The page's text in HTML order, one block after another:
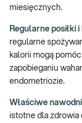
miesięcznych.
Regularne
regularne
kalorii mogą
zapobieganiu
endometriozie.
Właściwe
istotne dla zdrowia